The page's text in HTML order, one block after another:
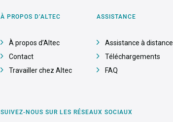
À PROPOS D’ALTEC
À propos d’Altec
Contact
Travailler chez Altec
ASSISTANCE
Assistance à distance
Téléchargements
FAQ
SUIVEZ-NOUS SUR LES RÉSEAUX SOCIAUX